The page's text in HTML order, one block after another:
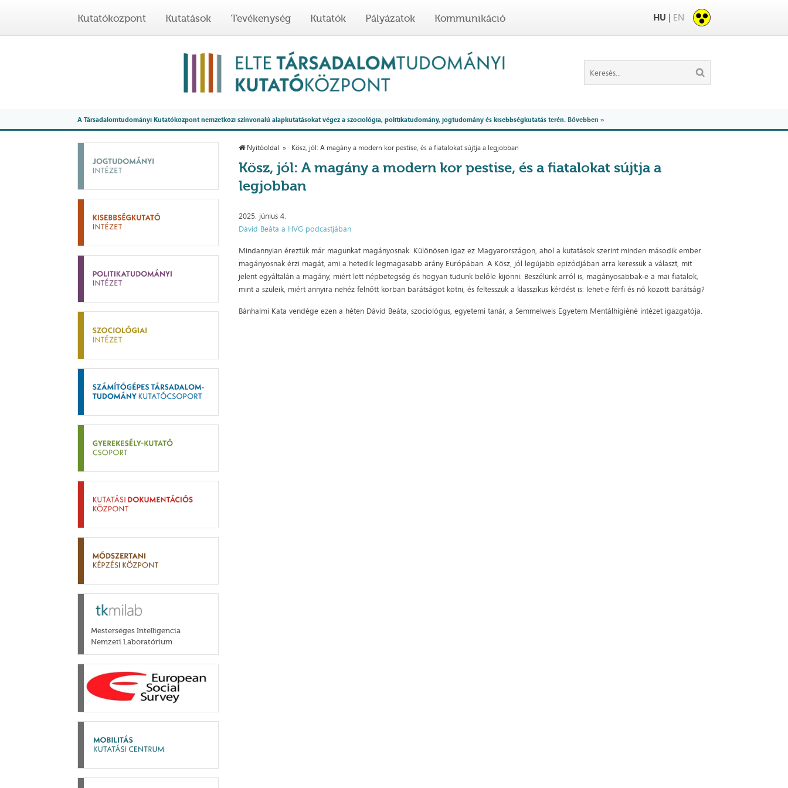
Kutatóközpont Kutatások Tevékenység Kutatók Pályázatok Kommunikáció HU | EN
A Társadalomtudományi Kutatóközpont nemzetközi színvonalú alapkutatásokat végez a szociológia, politikatudomány, jogtudomány és kisebbségkutatás terén. Bővebben »
Mesterséges Intelligencia
Nemzeti Laboratórium
Nyitóoldal Kösz, jól: A magány a modern kor pestise, és a fiatalokat sújtja a legjobban
Kösz, jól: A magány a modern kor pestise, és a fiatalokat sújtja a
legjobban
2025. június 4.
Dávid Beáta a HVG podcastjában
Mindannyian éreztük már magunkat magányosnak. Különösen igaz ez Magyarországon, ahol a kutatások szerint minden második ember
magányosnak érzi magát, ami a hetedik legmagasabb arány Európában. A Kösz, jól legújabb epizódjában arra keressük a választ, mit
jelent egyáltalán a magány, miért lett népbetegség és hogyan tudunk belőle kijönni. Beszélünk arról is, magányosabbak-e a mai fiatalok,
mint a szüleik, miért annyira nehéz felnőtt korban barátságot kötni, és feltesszük a klasszikus kérdést is: lehet-e férfi és nő között barátság?
Bánhalmi Kata vendége ezen a héten Dávid Beáta, szociológus, egyetemi tanár, a Semmelweis Egyetem Mentálhigiéné intézet igazgatója.